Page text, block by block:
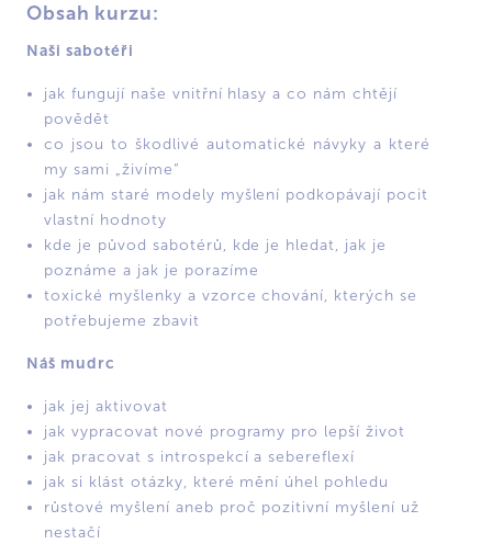
Obsah kurzu:
Naši sabotéři
jak fungují naše vnitřní hlasy a co nám chtějí
povědět
co jsou to škodlivé automatické návyky a které
my sami „živíme“
jak nám staré modely myšlení podkopávají pocit
vlastní hodnoty
kde je původ sabotérů, kde je hledat, jak je
poznáme a jak je porazíme
toxické myšlenky a vzorce chování, kterých se
potřebujeme zbavit
Náš mudrc
jak jej aktivovat
jak vypracovat nové programy pro lepší život
jak pracovat s introspekcí a sebereflexí
jak si klást otázky, které mění úhel pohledu
růstové myšlení aneb proč pozitivní myšlení už
nestačí